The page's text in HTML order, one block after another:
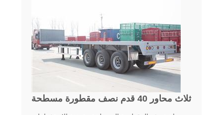
ثلاث محاور 40 قدم نصف مقطورة مسطحة